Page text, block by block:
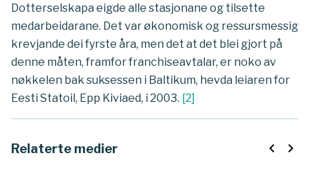
Dotterselskapa eigde alle stasjonane og tilsette
medarbeidarane. Det var økonomisk og ressursmessig
krevjande dei fyrste åra, men det at det blei gjort på
denne måten, framfor franchiseavtalar, er noko av
nøkkelen bak suksessen i Baltikum, hevda leiaren for
Eesti Statoil, Epp Kiviaed, i 2003. [2]
Relaterte medier navigate_before navigate_next